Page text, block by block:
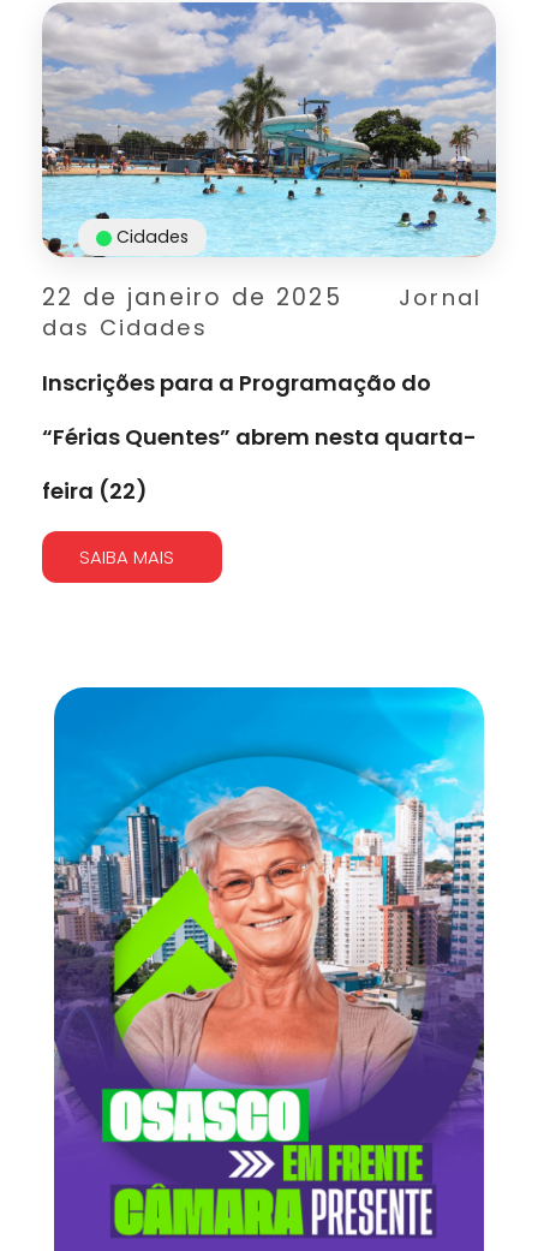
22 de janeiro de 2025
Jornal
das Cidades
Cidades
Inscrições para a Programação do
“Férias Quentes” abrem nesta quarta-
feira (22)
SAIBA MAIS